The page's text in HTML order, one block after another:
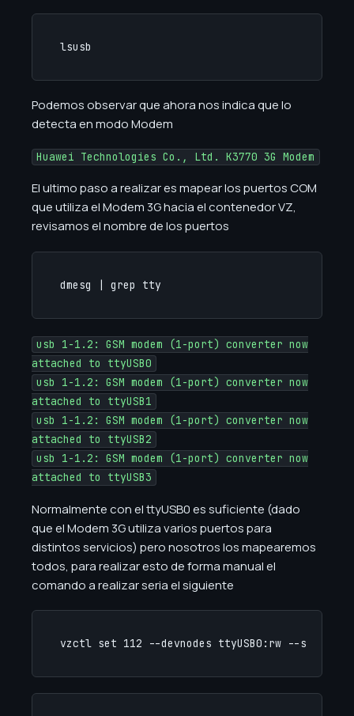
lsusb
Podemos observar que ahora nos indica que lo
detecta en modo Modem
Huawei Technologies Co., Ltd. K3770 3G Modem
El ultimo paso a realizar es mapear los puertos COM
que utiliza el Modem 3G hacia el contenedor VZ,
revisamos el nombre de los puertos
dmesg | grep tty
usb 1-1.2: GSM modem (1-port) converter now
attached to ttyUSB0
usb 1-1.2: GSM modem (1-port) converter now
attached to ttyUSB1
usb 1-1.2: GSM modem (1-port) converter now
attached to ttyUSB2
usb 1-1.2: GSM modem (1-port) converter now
attached to ttyUSB3
Normalmente con el ttyUSB0 es suficiente (dado
que el Modem 3G utiliza varios puertos para
distintos servicios) pero nosotros los mapearemos
todos, para realizar esto de forma manual el
comando a realizar seria el siguiente
vzctl set 112 --devnodes ttyUSB0:rw --save